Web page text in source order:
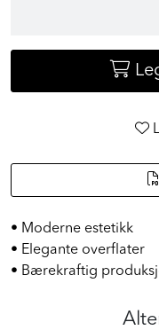
• Moderne estetikk
• Elegante overflater
• Bærekraftig